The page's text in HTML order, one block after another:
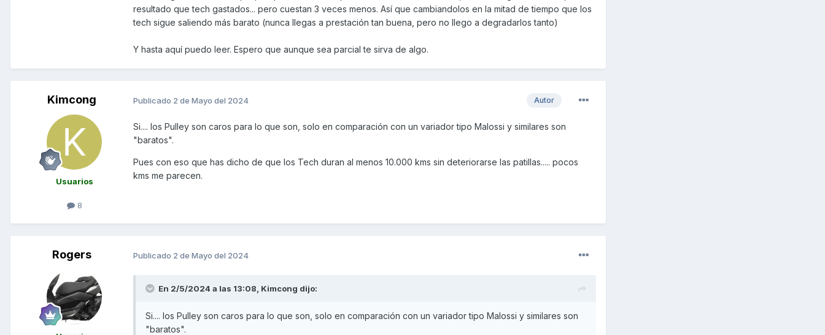
resultado que tech gastados... pero cuestan 3 veces menos. Así que cambiandolos en la mitad de tiempo que los
tech sigue saliendo más barato (nunca llegas a prestación tan buena, pero no llego a degradarlos tanto)
Y hasta aquí puedo leer. Espero que aunque sea parcial te sirva de algo.
Kimcong
Usuarios
8
Autor
Publicado 2 de Mayo del 2024
Si.... los Pulley son caros para lo que son, solo en comparación con un variador tipo Malossi y similares son
"baratos".
Pues con eso que has dicho de que los Tech duran al menos 10.000 kms sin deteriorarse las patillas..... pocos
kms me parecen.
Rogers Publicado 2 de Mayo del 2024
En 2/5/2024 a las 13:08, Kimcong dijo:
Si.... los Pulley son caros para lo que son, solo en comparación con un variador tipo Malossi y similares son
"baratos".